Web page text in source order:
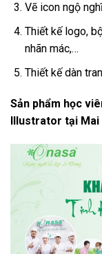
Vẽ icon ngộ
Thiết kế logo,
nhãn mác,…
Thiết kế dàn
Sản phẩm học
Illustrator tại Mai